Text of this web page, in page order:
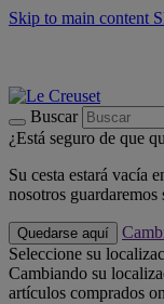
Skip to main content
Buscar
¿Está seguro de que
Su cesta estará vacía
nosotros
Quedarse aquí
Seleccione su
Cambiando su
artículos comprados